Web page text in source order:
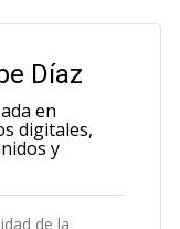
Díaz
en
digitales,
y
de la